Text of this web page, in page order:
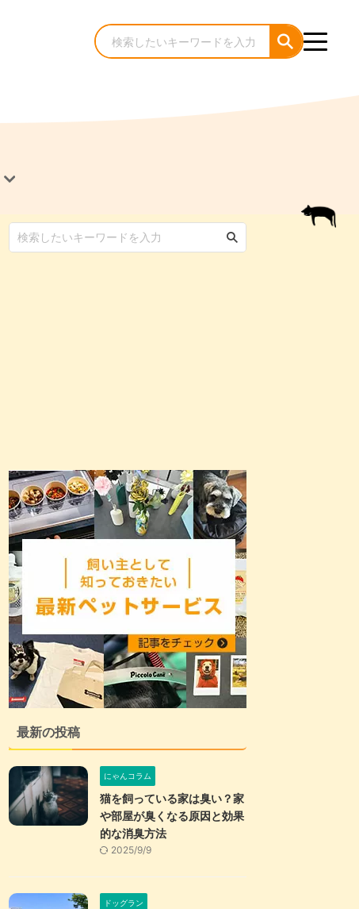
犬のケア・お手入れ
猫のケア・お手入れ
最新の投稿
にゃんコラム
猫を飼っている家は臭い？家
や部屋が臭くなる原因と効果
的な消臭方法
2025/9/9
ドッグラン